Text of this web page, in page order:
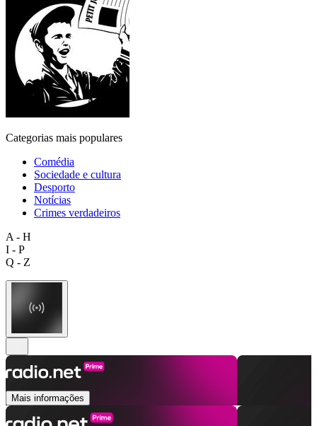
Categorias mais populares
Comédia
Sociedade e cultura
Desporto
Notícias
Crimes verdadeiros
A - H
I - P
Q - Z
Mais informações